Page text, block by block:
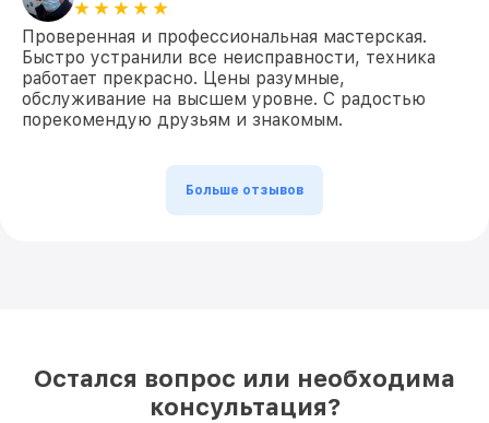
Проверенная и профессиональная мастерская.
Быстро устранили все неисправности, техника
работает прекрасно. Цены разумные,
обслуживание на высшем уровне. С радостью
порекомендую друзьям и знакомым.
Больше отзывов
Остался вопрос или необходима
консультация?